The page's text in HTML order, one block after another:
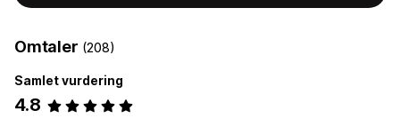
Omtaler (208)
Samlet vurdering
4.8